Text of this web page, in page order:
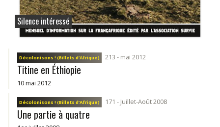
Silence intéressé
Décolonisons ! (Billets d’Afrique) 213 - mai 2012
Titine en Éthiopie
10 mai 2012
Décolonisons ! (Billets d’Afrique) 171 - Juillet-Août 2008
Une partie à quatre